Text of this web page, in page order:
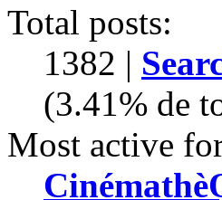
Total posts:
1382 |
(3.41% de
Most active